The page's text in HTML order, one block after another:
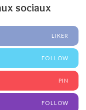
sociaux
LIKER
FOLLOW
PIN
FOLLOW